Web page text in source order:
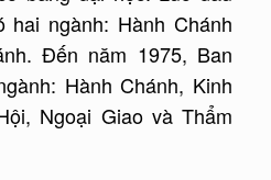
ngành: Hành Chánh
Đến năm 1975, Ban
Hành Chánh, Kinh
Ngoại Giao và Thẩm